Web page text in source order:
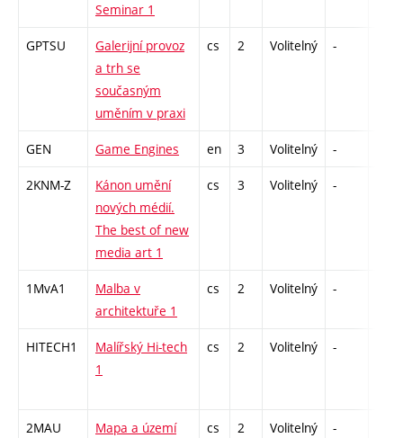
Seminar 1
GPTSU
Galerijní provoz
a trh se
současným
uměním v praxi
cs 2 Volitelný -
GEN Game Engines en 3 Volitelný -
2KNM-Z
Kánon umění
nových médií.
The best of new
media art 1
cs 3 Volitelný -
1MvA1
Malba v
architektuře 1
cs 2 Volitelný -
HITECH1
Malířský Hi-tech
1
cs 2 Volitelný -
2MAU Mapa a území cs 2 Volitelný -